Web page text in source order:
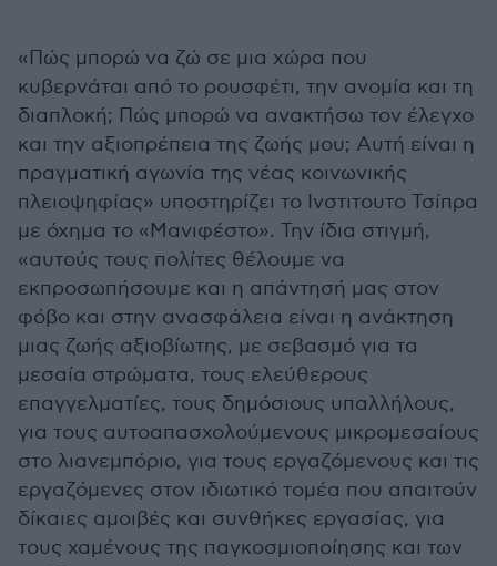
«Πώς μπορώ να ζώ σε μια χώρα που
κυβερνάται από το ρουσφέτι, την ανομία και τη
διαπλοκή; Πώς μπορώ να ανακτήσω τον έλεγχο
και την αξιοπρέπεια της ζωής μου; Αυτή είναι η
πραγματική αγωνία της νέας κοινωνικής
πλειοψηφίας» υποστηρίζει το Ινστιτουτο Τσίπρα
με όχημα το «Μανιφέστο». Την ίδια στιγμή,
«αυτούς τους πολίτες θέλουμε να
εκπροσωπήσουμε και η απάντησή μας στον
φόβο και στην ανασφάλεια είναι η ανάκτηση
μιας ζωής αξιοβίωτης, με σεβασμό για τα
μεσαία στρώματα, τους ελεύθερους
επαγγελματίες, τους δημόσιους υπαλλήλους,
για τους αυτοαπασχολούμενους μικρομεσαίους
στο λιανεμπόριο, για τους εργαζόμενους και τις
εργαζόμενες στον ιδιωτικό τομέα που απαιτούν
δίκαιες αμοιβές και συνθήκες εργασίας, για
τους χαμένους της παγκοσμιοποίησης και των